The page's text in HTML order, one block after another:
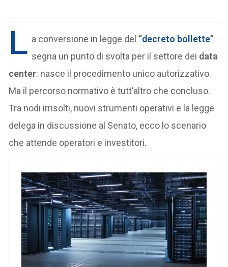
L a conversione in legge del “decreto bollette”
segna un punto di svolta per il settore dei data
center: nasce il procedimento unico autorizzativo.
Ma il percorso normativo è tutt’altro che concluso.
Tra nodi irrisolti, nuovi strumenti operativi e la legge
delega in discussione al Senato, ecco lo scenario
che attende operatori e investitori.